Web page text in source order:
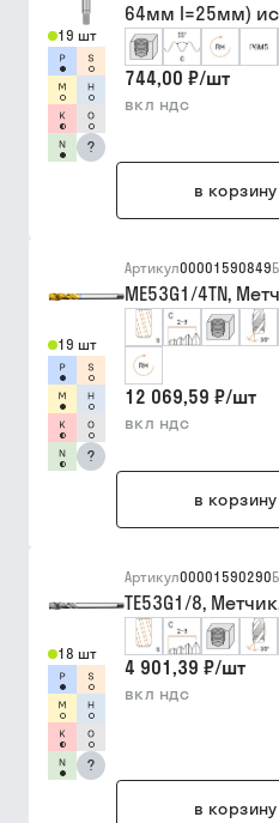
19 шт
?
64мм I=25мм)
744,00 ₽/шт
вкл ндс
в корзину
19 шт
?
Артикул00001590849
ME53G1/4TN,
12 069,59 ₽/шт
вкл ндс
в корзину
18 шт
?
Артикул00001590290
TE53G1/8,
4 901,39 ₽/шт
вкл ндс
в корзину